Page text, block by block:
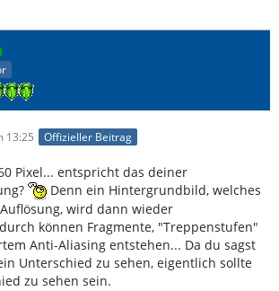
13:25 Offizieller Beitrag
Pixel... entspricht das deiner
Denn ein Hintergrundbild, welches
wird dann wieder
können Fragmente, "Treppenstufen"
Anti-Aliasing entstehen... Da du sagst
Unterschied zu sehen, eigentlich sollte
zu sehen sein.